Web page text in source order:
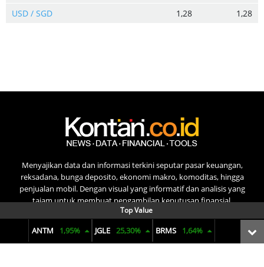
USD / SGD
1,28 1,28
Top Value
ANTM 1,95% JGLE 25,30% BRMS 1,64%
Menyajikan data dan informasi terkini seputar pasar keuangan,
reksadana, bunga deposito, ekonomi makro, komoditas, hingga
penjualan mobil. Dengan visual yang informatif dan analisis yang
tajam untuk membuat pengambilan keputusan finansial.